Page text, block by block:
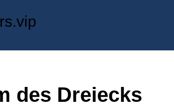
des Dreiecks